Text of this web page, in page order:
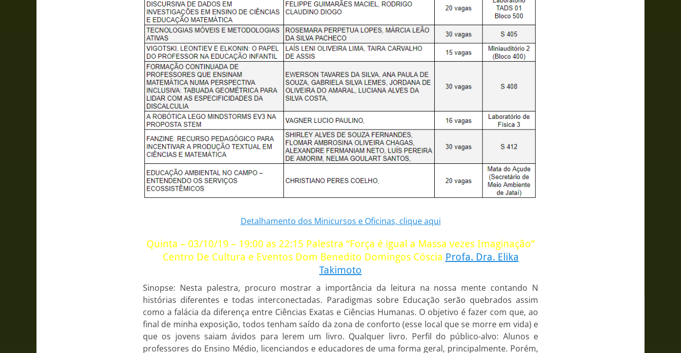
Detalhamento dos Minicursos e Oficinas, clique aqui
Quinta – 03/10/19 – 19:00 as 22:15 Palestra “Força é igual a Massa vezes Imaginação”
Centro De Cultura e Eventos Dom Benedito Domingos Cóscia Profa. Dra. Elika
Takimoto
Sinopse: Nesta palestra, procuro mostrar a importância da leitura na nossa mente contando N
histórias diferentes e todas interconectadas. Paradigmas sobre Educação serão quebrados assim
como a falácia da diferença entre Ciências Exatas e Ciências Humanas. O objetivo é fazer com que, ao
final de minha exposição, todos tenham saído da zona de conforto (esse local que se morre em vida) e
que os jovens saiam ávidos para lerem um livro. Qualquer livro. Perfil do público-alvo: Alunos e
professores do Ensino Médio, licenciandos e educadores de uma forma geral, principalmente. Porém,